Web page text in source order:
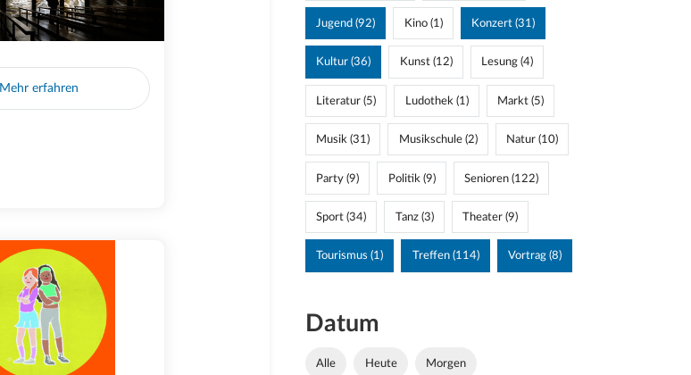
Mehr erfahren
Jugend (92) Kino (1) Konzert (31)
Kultur (36) Kunst (12) Lesung (4)
Literatur (5) Ludothek (1) Markt (5)
Musik (31) Musikschule (2) Natur (10)
Party (9) Politik (9) Senioren (122)
Sport (34) Tanz (3) Theater (9)
Tourismus (1) Treffen (114) Vortrag (8)
Datum
Alle Heute Morgen